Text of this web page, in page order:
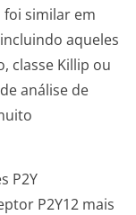
foi similar em
aqueles
classe Killip ou
análise de
P2Y
P2Y12 mais